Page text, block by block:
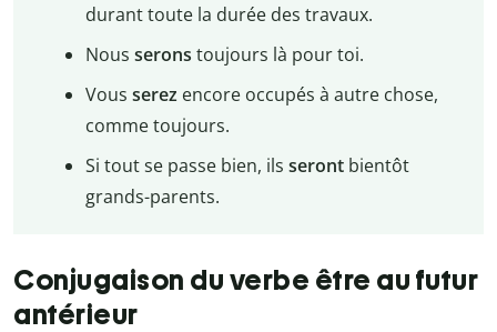
durant toute la durée des travaux.
Nous serons toujours là pour toi.
Vous serezencore occupés à autre chose,
comme toujours.
Si tout se passe bien, ils serontbientôt
grands-parents.
Conjugaison du verbe être au futur
antérieur